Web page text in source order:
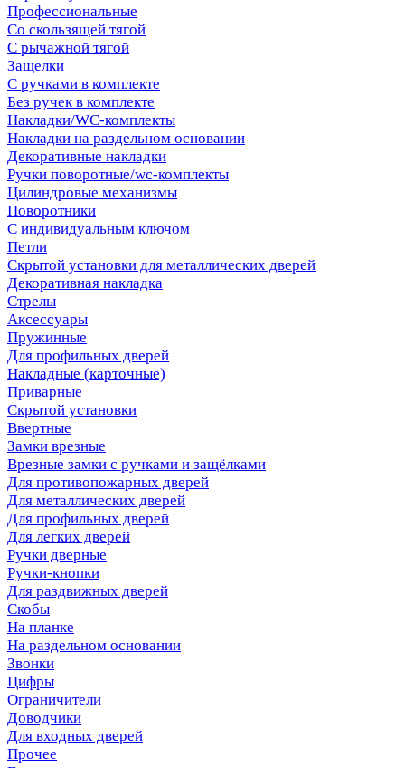
Профессиональные
Со скользящей тягой
С рычажной тягой
Защелки
С ручками в комплекте
Без ручек в комплекте
Накладки/WC-комплекты
Накладки на раздельном основании
Декоративные накладки
Ручки поворотные/wc-комплекты
Цилиндровые механизмы
Поворотники
С индивидуальным ключом
Петли
Скрытой установки для металлических дверей
Декоративная накладка
Стрелы
Аксессуары
Пружинные
Для профильных дверей
Накладные (карточные)
Приварные
Скрытой установки
Ввертные
Замки врезные
Врезные замки с ручками и защёлками
Для противопожарных дверей
Для металлических дверей
Для профильных дверей
Для легких дверей
Ручки дверные
Ручки-кнопки
Для раздвижных дверей
Скобы
На планке
На раздельном основании
Звонки
Цифры
Ограничители
Доводчики
Для входных дверей
Прочее